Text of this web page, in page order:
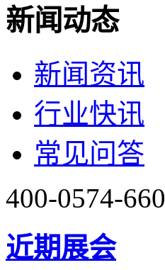
新闻动态
新闻资讯
行业快讯
常见问答
400-0574-660
近期展会